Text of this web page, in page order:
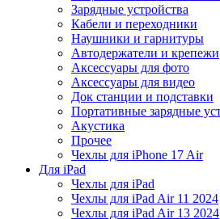
Зарядные устройства
Кабели и переходники
Наушники и гарнитуры
Автодержатели и крепежи
Аксессуары для фото
Аксессуары для видео
Док станции и подставки
Портативные зарядные
Акустика
Прочее
Чехлы для iPhone 17 Air
Для iPad
Чехлы для iPad
Чехлы для iPad Air 11 2024
Чехлы для iPad Air 13 2024